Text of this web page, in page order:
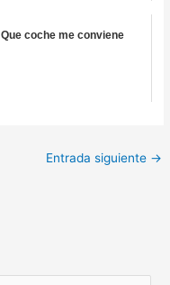
Que coche me conviene
Entrada siguiente →